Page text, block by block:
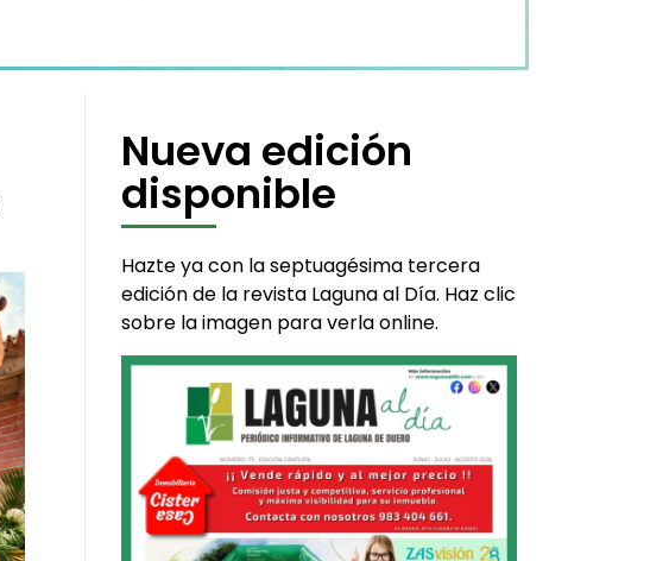
Nueva edición
disponible
Hazte ya con la septuagésima tercera
edición de la revista Laguna al Día. Haz clic
sobre la imagen para verla online.